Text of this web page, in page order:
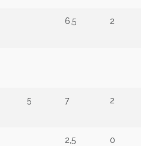
6,5 2
5 7 2
2,5 0